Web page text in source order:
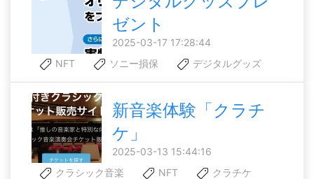
ゼント
2025-03-17 17:28:44
NFT
ソニー損保 デジタルグッズ
新音楽体験「クラチ
ケ」
2025-03-13 15:44:16
クラシック音楽
NFT クラチケ